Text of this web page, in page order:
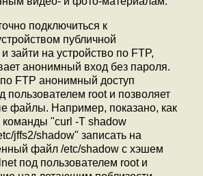
подключиться к
публичной
зайти на устройство по FTP,
анонимный вход без пароля.
FTP анонимный доступ
пользователем root и позволяет
файлы. Например, показано, как
"curl -T shadow
jffs2/shadow" записать на
файл /etc/shadow с хэшем
под пользователем root и